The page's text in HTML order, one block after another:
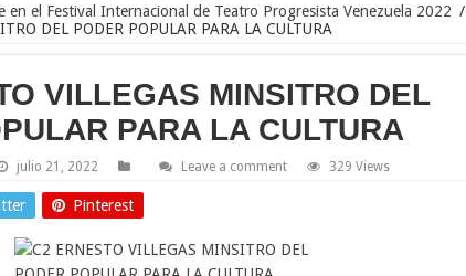
en el Festival Internacional de Teatro Progresista Venezuela 2022 /
DEL PODER POPULAR PARA LA CULTURA
VILLEGAS MINSITRO DEL
PARA LA CULTURA
julio 21, 2022 Leave a comment 329 Views
Pinterest